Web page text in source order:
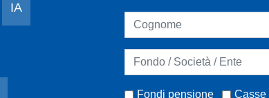
IA
Fondi pensione Casse